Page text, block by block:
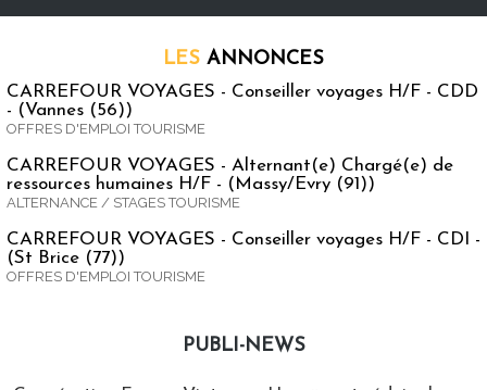
LES ANNONCES
CARREFOUR VOYAGES - Conseiller voyages H/F - CDD
- (Vannes (56))
OFFRES D'EMPLOI TOURISME
CARREFOUR VOYAGES - Alternant(e) Chargé(e) de
ressources humaines H/F - (Massy/Evry (91))
ALTERNANCE / STAGES TOURISME
CARREFOUR VOYAGES - Conseiller voyages H/F - CDI -
(St Brice (77))
OFFRES D'EMPLOI TOURISME
PUBLI-NEWS